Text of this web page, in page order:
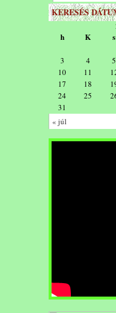
KERESÉS
h K s
3
4 5
10
11
17
18
24
25
31
« júl